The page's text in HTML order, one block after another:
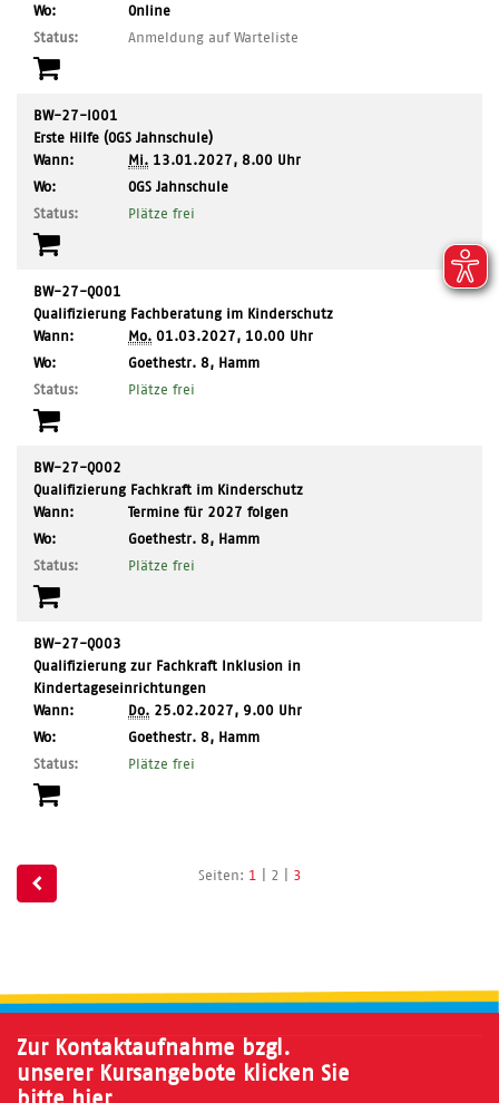
Wo:
,
Ort:
Online
Status:
Anmeldung auf Warteliste
BW-27-I001
Erste Hilfe (OGS Jahnschule)
Wann:
Mi. 13.01.2027, 8.00 Uhr
Wo:
,
Ort:
OGS Jahnschule
Status:
Plätze frei
BW-27-Q001
Qualifizierung Fachberatung im Kinderschutz
Wann:
Mo. 01.03.2027, 10.00 Uhr
Wo:
,
Ort:
Goethestr. 8, Hamm
Status:
Plätze frei
BW-27-Q002
Qualifizierung Fachkraft im Kinderschutz
Wann:
Termine für 2027 folgen
Wo:
,
Ort:
Goethestr. 8, Hamm
Status:
Plätze frei
BW-27-Q003
Qualifizierung zur Fachkraft Inklusion in
Kindertageseinrichtungen
Wann:
Do. 25.02.2027, 9.00 Uhr
Wo:
,
Ort:
Goethestr. 8, Hamm
Status:
Plätze frei
Seite
2
Seiten
Seiten: 1 2 3
Zur Kontaktaufnahme bzgl.
unserer Kursangebote klicken Sie